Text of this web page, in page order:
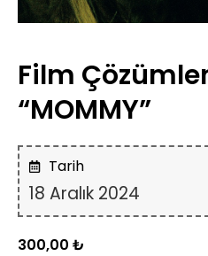
Film
“MOMMY”
Tarih
18 Aralık 2024
300,00 ₺